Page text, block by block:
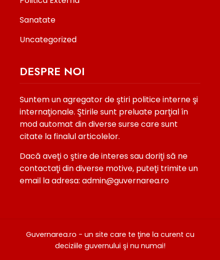
Sanatate
Uncategorized
DESPRE NOI
Suntem un agregator de ştiri politice interne şi
internaţionale. Ştirile sunt preluate parţial în
mod automat din diverse surse care sunt
citate la finalul articolelor.
Dacă aveţi o ştire de interes sau doriţi să ne
contactaţi din diverse motive, puteţi trimite un
email la adresa: admin@guvernarea.ro
Guvernarea.ro - un site care te ţine la curent cu
deciziile guvernului şi nu numai!